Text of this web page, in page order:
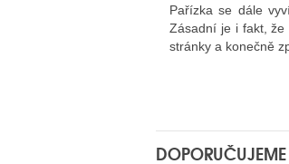
Pařízka se dále
Zásadní je i fakt, že
stránky a konečně
DOPORUČUJEME